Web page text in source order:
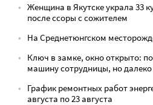
Женщина в Якутске украла 33
после ссоры с сожителем
На Среднетюнгском
Ключ в замке, окно открыто:
машину сотрудницы, но далеко
График ремонтных работ
августа по 23 августа